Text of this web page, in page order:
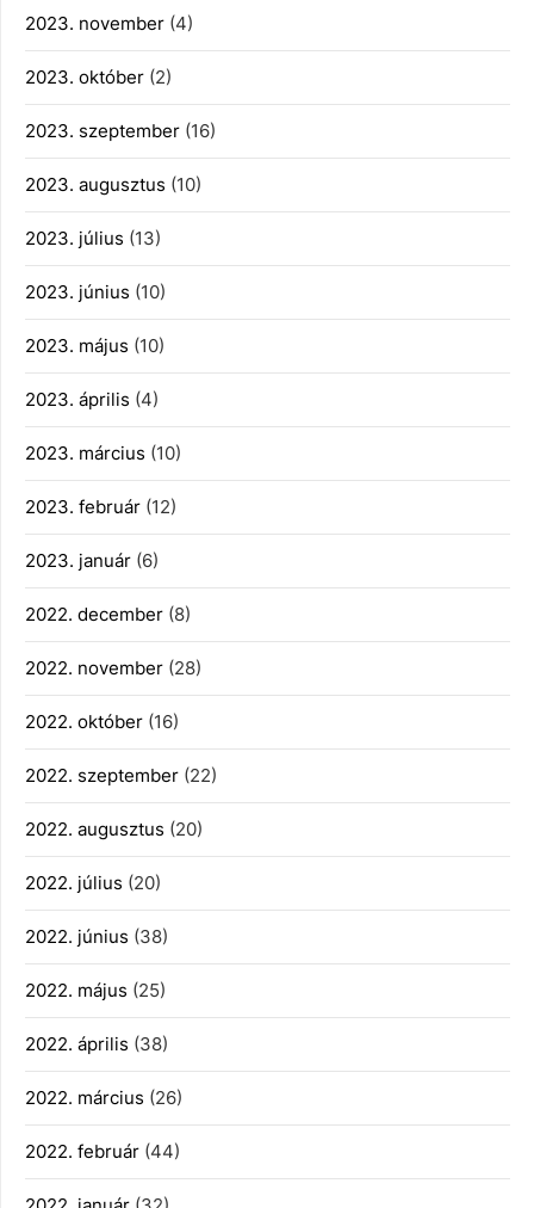
2023. november (4)
2023. október (2)
2023. szeptember (16)
2023. augusztus (10)
2023. július (13)
2023. június (10)
2023. május (10)
2023. április (4)
2023. március (10)
2023. február (12)
2023. január (6)
2022. december (8)
2022. november (28)
2022. október (16)
2022. szeptember (22)
2022. augusztus (20)
2022. július (20)
2022. június (38)
2022. május (25)
2022. április (38)
2022. március (26)
2022. február (44)